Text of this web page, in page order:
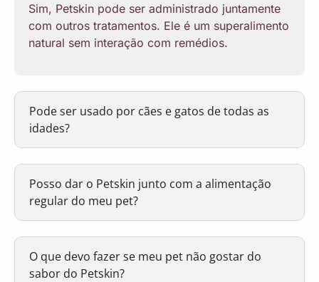
Sim, Petskin pode ser administrado juntamente
com outros tratamentos. Ele é um superalimento
natural sem interação com remédios.
Pode ser usado por cães e gatos de todas as
idades?
Posso dar o Petskin junto com a alimentação
regular do meu pet?
O que devo fazer se meu pet não gostar do
sabor do Petskin?